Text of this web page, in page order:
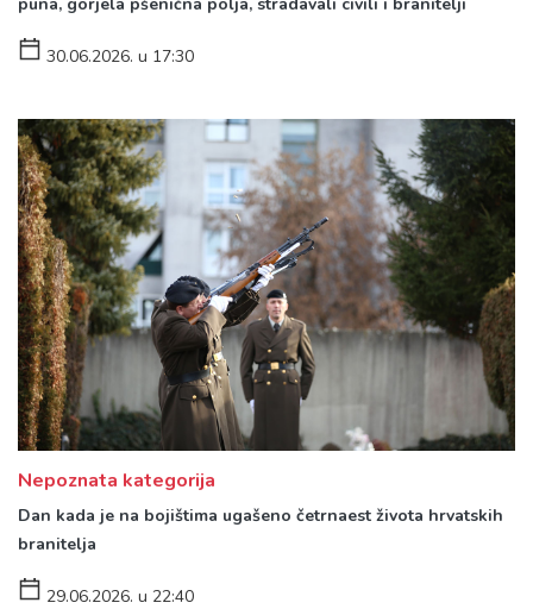
30.06.2026. u 17:30
Nepoznata kategorija
Dan kada je na bojištima ugašeno četrnaest života hrvatskih
branitelja
29.06.2026. u 22:40